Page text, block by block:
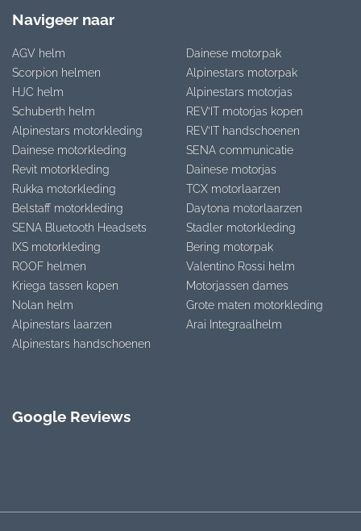
Navigeer naar
AGV helm
Scorpion helmen
HJC helm
Schuberth helm
Alpinestars motorkleding
Dainese motorkleding
Revit motorkleding
Rukka motorkleding
Belstaff motorkleding
SENA Bluetooth Headsets
IXS motorkleding
ROOF helmen
Kriega tassen kopen
Nolan helm
Alpinestars laarzen
Alpinestars handschoenen
Dainese motorpak
Alpinestars motorpak
Alpinestars motorjas
REV’IT motorjas kopen
REV’IT handschoenen
SENA communicatie
Dainese motorjas
TCX motorlaarzen
Daytona motorlaarzen
Stadler motorkleding
Bering motorpak
Valentino Rossi helm
Motorjassen dames
Grote maten motorkleding
Arai Integraalhelm
Google Reviews